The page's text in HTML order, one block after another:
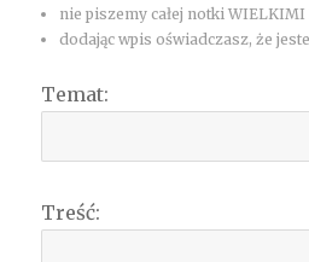
nie piszemy całej notki WIELKIMI
dodając wpis oświadczasz, że
Temat:
Treść: